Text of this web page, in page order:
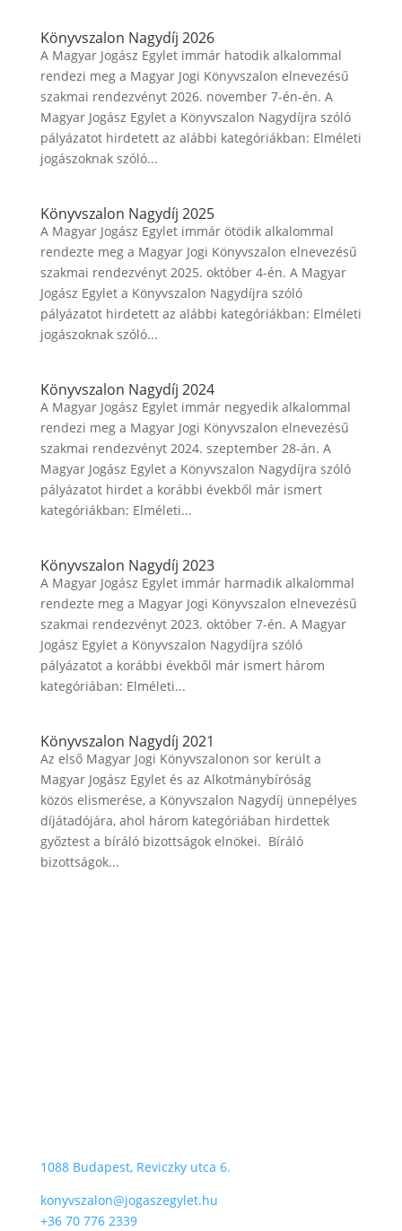
Könyvszalon Nagydíj 2026
A Magyar Jogász Egylet immár hatodik alkalommal
rendezi meg a Magyar Jogi Könyvszalon elnevezésű
szakmai rendezvényt 2026. november 7-én-én. A
Magyar Jogász Egylet a Könyvszalon Nagydíjra szóló
pályázatot hirdetett az alábbi kategóriákban: Elméleti
jogászoknak szóló...
Könyvszalon Nagydíj 2025
A Magyar Jogász Egylet immár ötödik alkalommal
rendezte meg a Magyar Jogi Könyvszalon elnevezésű
szakmai rendezvényt 2025. október 4-én. A Magyar
Jogász Egylet a Könyvszalon Nagydíjra szóló
pályázatot hirdetett az alábbi kategóriákban: Elméleti
jogászoknak szóló...
Könyvszalon Nagydíj 2024
A Magyar Jogász Egylet immár negyedik alkalommal
rendezi meg a Magyar Jogi Könyvszalon elnevezésű
szakmai rendezvényt 2024. szeptember 28-án. A
Magyar Jogász Egylet a Könyvszalon Nagydíjra szóló
pályázatot hirdet a korábbi évekből már ismert
kategóriákban: Elméleti...
Könyvszalon Nagydíj 2023
A Magyar Jogász Egylet immár harmadik alkalommal
rendezte meg a Magyar Jogi Könyvszalon elnevezésű
szakmai rendezvényt 2023. október 7-én. A Magyar
Jogász Egylet a Könyvszalon Nagydíjra szóló
pályázatot a korábbi évekből már ismert három
kategóriában: Elméleti...
Könyvszalon Nagydíj 2021
Az első Magyar Jogi Könyvszalonon sor került a
Magyar Jogász Egylet és az Alkotmánybíróság
közös elismerése, a Könyvszalon Nagydíj ünnepélyes
díjátadójára, ahol három kategóriában hirdettek
győztest a bíráló bizottságok elnökei. Bíráló
bizottságok...
1088 Budapest, Reviczky utca 6.
konyvszalon@jogaszegylet.hu
+36 70 776 2339